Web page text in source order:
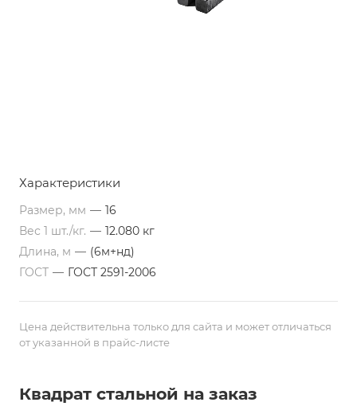
Характеристики
Размер, мм — 16
Вес 1 шт./кг. — 12.080 кг
Длина, м — (6м+нд)
ГОСТ — ГОСТ 2591-2006
Цена действительна только для сайта и может отличаться
от указанной в прайс-листе
Квадрат стальной на заказ